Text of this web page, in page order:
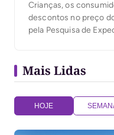
Crianças, os
descontos no preço
pela Pesquisa de
37,5% disseram que
Mais Lidas
HOJE